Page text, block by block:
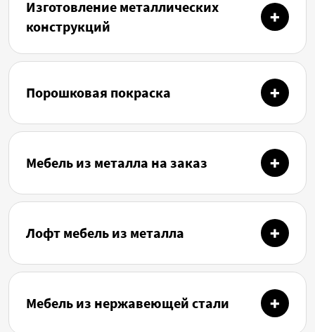
Изготовление металлических
конструкций
Порошковая покраска
Мебель из металла на заказ
Лофт мебель из металла
Мебель из нержавеющей стали